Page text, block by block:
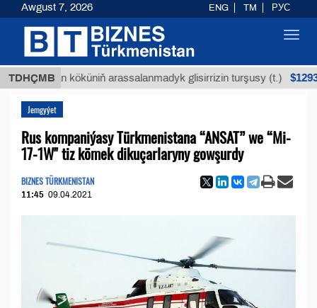
TDHÇMB
köküniň arassalanmadyk glisirrizin turşusy (t.) $12935,18
Jemgyýet
Rus kompaniýasy Türkmenistana “ANSAT” we “Mi-
17-1W" tiz kömek dikuçarlaryny gowşurdy
BIZNES TÜRKMENISTAN
11:45 09.04.2021
Awgust 7, 2026 ENG TM РУС